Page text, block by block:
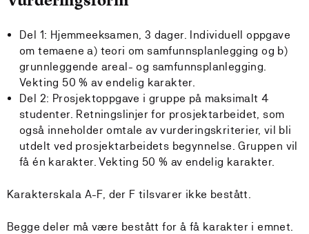
Del 1: Hjemmeeksamen, 3 dager. Individuell oppgave
om temaene a) teori om samfunnsplanlegging og b)
grunnleggende areal- og samfunnsplanlegging.
Vekting 50 % av endelig karakter.
Del 2: Prosjektoppgave i gruppe på maksimalt 4
studenter. Retningslinjer for prosjektarbeidet, som
også inneholder omtale av vurderingskriterier, vil bli
utdelt ved prosjektarbeidets begynnelse. Gruppen vil
få én karakter. Vekting 50 % av endelig karakter.
Karakterskala A-F, der F tilsvarer ikke bestått.
Begge deler må være bestått for å få karakter i emnet.